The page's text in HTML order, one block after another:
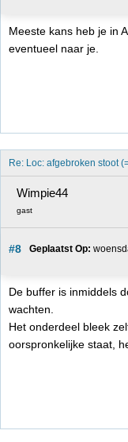
Meeste kans heb je in
eventueel naar je.
Re: Loc: afgebroken stoot
Wimpie44
gast
#8 Geplaatst Op:
De buffer is inmiddels
wachten.
Het onderdeel bleek
oorspronkelijke staat,